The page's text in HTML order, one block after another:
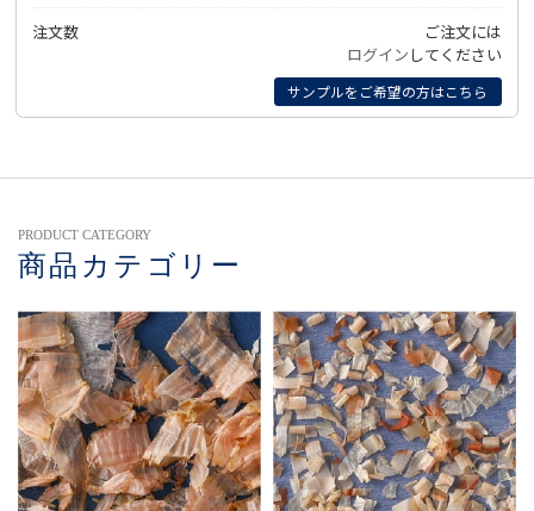
注文数
ご注文には
ログイン してください
サンプルをご希望の方はこちら
PRODUCT CATEGORY
商品カテゴリー